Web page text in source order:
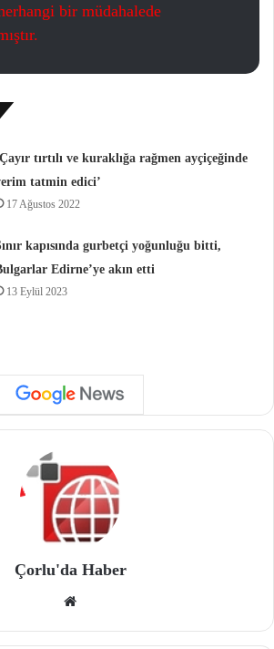
bir müdahalede
tırtılı ve kuraklığa rağmen ayçiçeğinde
tatmin edici’
17 Ağustos 2022
kapısında gurbetçi yoğunluğu bitti,
Edirne’ye akın etti
13 Eylül 2023
Çorlu'da Haber
site